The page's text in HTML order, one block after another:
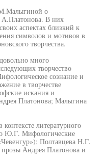
о
А.Платонова. В них
аспектах близкий к
символов и мотивов в
творчества.
много
творчество
сознание и
в творчестве
искания и
Платонова; Малыгина
литературного
Ю.Г. Мифологические
Полтавцева Н.Г.
Андрея Платонова и